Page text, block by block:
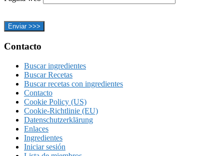
Footer
Contacto
Buscar ingredientes
Buscar Recetas
Buscar recetas con ingredientes
Contacto
Cookie Policy (US)
Cookie-Richtlinie (EU)
Datenschutzerklärung
Enlaces
Ingredientes
Iniciar sesión